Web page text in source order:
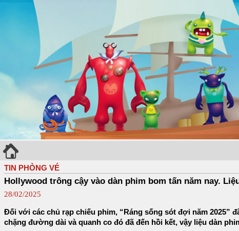
TIN PHÒNG VÉ
Hollywood trông cậy vào dàn phim bom tấn năm nay.
28/02/2025
Đối với các chủ rạp chiếu phim, “Ráng sống sót đợi năm 2025”
chặng đường dài và quanh co đó đã đến hồi kết, vậy liệu dàn